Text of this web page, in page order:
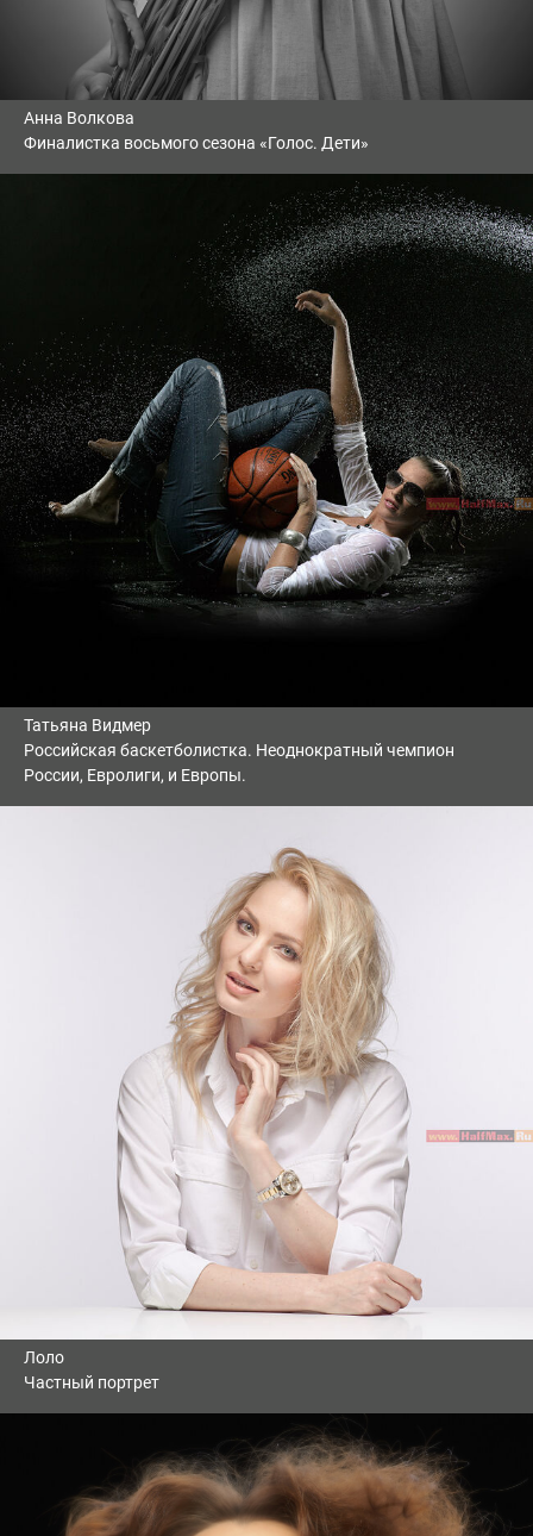
Анна Волкова
Финалистка восьмого сезона «Голос. Дети»
Татьяна Видмер
Российская баскетболистка. Неоднократный чемпион
России, Евролиги, и Европы.
Лоло
Частный портрет